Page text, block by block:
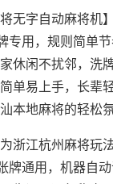
将无字自动麻将机
专用，规则简单
休闲不扰邻，洗
单易上手，长辈
本地麻将的轻松氛
浙江杭州麻将玩
牌通用，机器自